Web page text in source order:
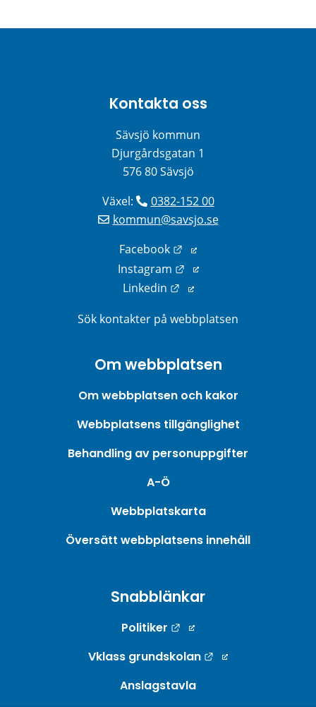
Kontakta oss
Sävsjö kommun
Djurgårdsgatan 1
576 80 Sävsjö
Växel:
0382-152 00
kommun@savsjo.se
Facebook
Länk till annan
Instagram
Länk till annan
Linkedin
Länk till annan webbplats.
Sök kontakter på webbplatsen
Om webbplatsen
Om webbplatsen och kakor
Webbplatsens tillgänglighet
Behandling av personuppgifter
A-Ö
Webbplatskarta
Översätt webbplatsens innehåll
Snabblänkar
Politiker
Länk till annan
Vklass grundskolan
Länk till annan
Anslagstavla